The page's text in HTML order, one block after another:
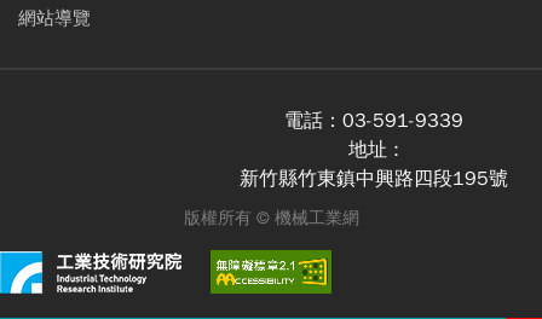
網站導覽
電話： 03-591-9339
地址 :
新竹縣竹東鎮中興路四段195號
版權所有 © 機械工業網